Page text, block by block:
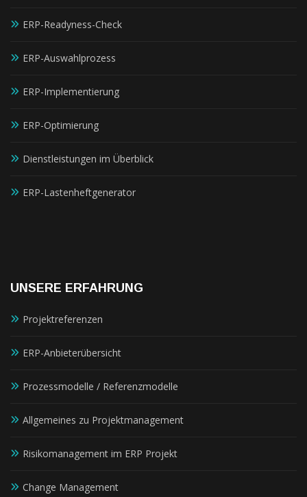
ERP-Readyness-Check
ERP-Auswahlprozess
ERP-Implementierung
ERP-Optimierung
Dienstleistungen im Überblick
ERP-Lastenheftgenerator
UNSERE ERFAHRUNG
Projektreferenzen
ERP-Anbieterübersicht
Prozessmodelle / Referenzmodelle
Allgemeines zu Projektmanagement
Risikomanagement im ERP Projekt
Change Management